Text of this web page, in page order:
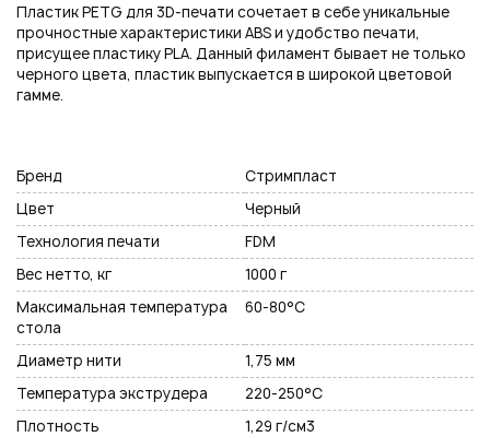
Пластик PETG для 3D-печати сочетает в себе уникальные
прочностные характеристики ABS и удобство печати,
присущее пластику PLA. Данный филамент бывает не только
черного цвета, пластик выпускается в широкой цветовой
гамме.
Бренд
Стримпласт
Цвет
Черный
Технология печати
FDM
Вес нетто, кг
1000 г
Максимальная температура
стола
60-80°C
Диаметр нити
1,75 мм
Температура экструдера
220-250°C
Плотность
1,29 г/см3